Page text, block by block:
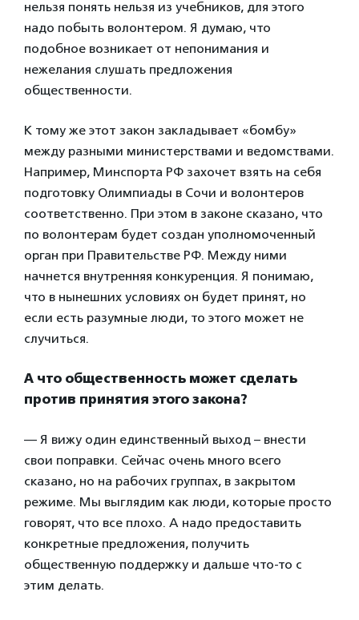
нельзя понять нельзя из учебников, для этого
надо побыть волонтером. Я думаю, что
подобное возникает от непонимания и
нежелания слушать предложения
общественности.
К тому же этот закон закладывает «бомбу»
между разными министерствами и ведомствами.
Например, Минспорта РФ захочет взять на себя
подготовку Олимпиады в Сочи и волонтеров
соответственно. При этом в законе сказано, что
по волонтерам будет создан уполномоченный
орган при Правительстве РФ. Между ними
начнется внутренняя конкуренция. Я понимаю,
что в нынешних условиях он будет принят, но
если есть разумные люди, то этого может не
случиться.
А что общественность может сделать
против принятия этого закона?
— Я вижу один единственный выход – внести
свои поправки. Сейчас очень много всего
сказано, но на рабочих группах, в закрытом
режиме. Мы выглядим как люди, которые просто
говорят, что все плохо. А надо предоставить
конкретные предложения, получить
общественную поддержку и дальше что-то с
этим делать.